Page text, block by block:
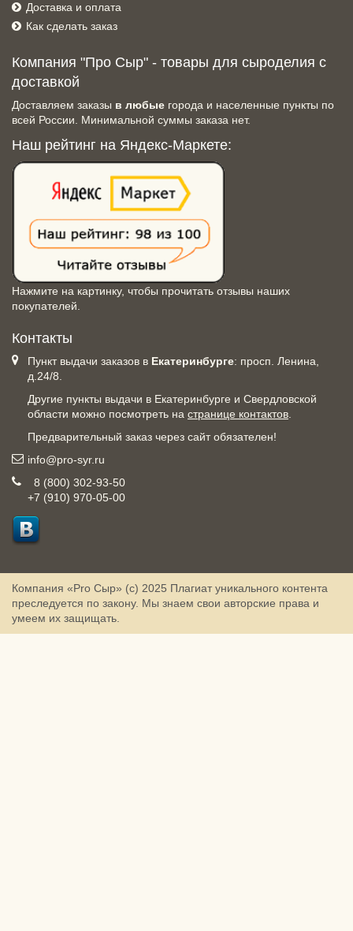
Доставка и оплата
Как сделать заказ
Компания "Про Сыр" - товары для сыроделия с
доставкой
Доставляем заказы в любые города и населенные пункты по
всей России. Минимальной суммы заказа нет.
Наш рейтинг на Яндекс-Маркете:
Нажмите на картинку, чтобы прочитать отзывы наших
покупателей.
Контакты
Пункт выдачи заказов в Екатеринбурге: просп. Ленина,
д.24/8.
Другие пункты выдачи в Екатеринбурге и Свердловской
области можно посмотреть на странице контактов
Предварительный заказ через сайт обязателен!
info@pro-syr.ru
8 (800) 302-93-50
+7 (910) 970-05-00
Компания «Pro Сыр» (с) 2025 Плагиат уникального контента
преследуется по закону. Мы знаем свои авторские права и
умеем их защищать.